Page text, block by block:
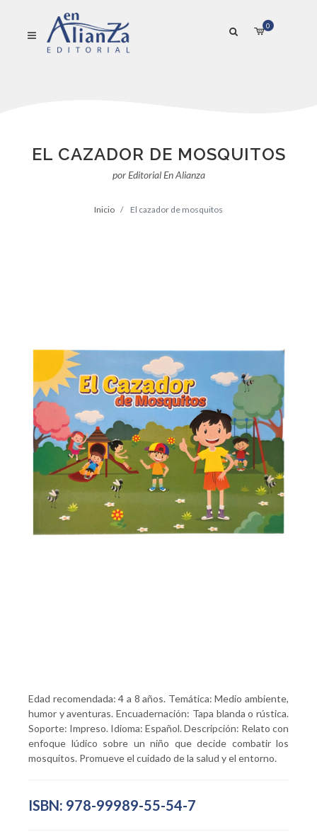
0
EL CAZADOR DE MOSQUITOS
por Editorial En Alianza
Inicio El cazador de mosquitos
Edad recomendada: 4 a 8 años. Temática: Medio ambiente,
humor y aventuras. Encuadernación: Tapa blanda o rústica.
Soporte: Impreso. Idioma: Español. Descripción: Relato con
enfoque lúdico sobre un niño que decide combatir los
mosquitos. Promueve el cuidado de la salud y el entorno.
ISBN: 978-99989-55-54-7